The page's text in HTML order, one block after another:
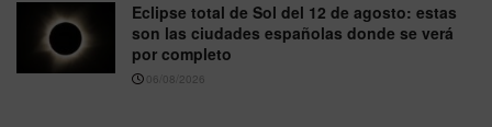
Eclipse total de Sol del 12 de agosto: estas
son las ciudades españolas donde se verá
por completo
06/08/2026